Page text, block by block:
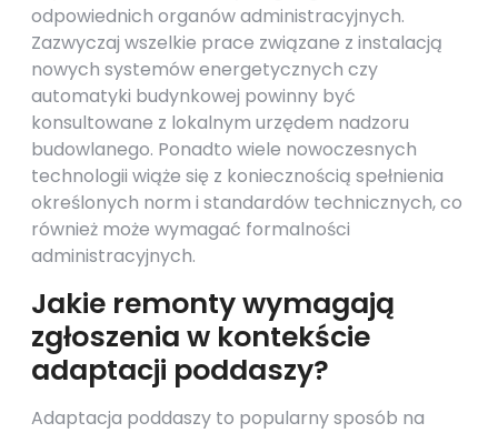
odpowiednich organów administracyjnych.
Zazwyczaj wszelkie prace związane z instalacją
nowych systemów energetycznych czy
automatyki budynkowej powinny być
konsultowane z lokalnym urzędem nadzoru
budowlanego. Ponadto wiele nowoczesnych
technologii wiąże się z koniecznością spełnienia
określonych norm i standardów technicznych, co
również może wymagać formalności
administracyjnych.
Jakie remonty wymagają
zgłoszenia w kontekście
adaptacji poddaszy?
Adaptacja poddaszy to popularny sposób na